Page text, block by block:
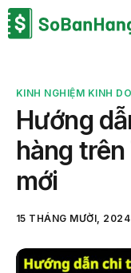
Sản phẩm
Bảng giá
Blog
Thông tin thuế
Về chúng tôi
KINH NGHIỆM KINH
Hướng
hàng
mới
15 THÁNG MƯỜI, 2024